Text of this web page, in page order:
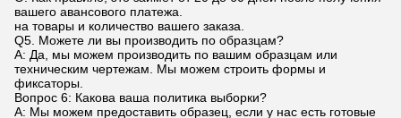
вашего авансового платежа.
на товары и количество вашего заказа.
Q5. Можете ли вы производить по образцам?
A: Да, мы можем производить по вашим образцам или
техническим чертежам. Мы можем строить формы и
фиксаторы.
Вопрос 6: Какова ваша политика выборки?
A: Мы можем предоставить образец, если у нас есть готовые